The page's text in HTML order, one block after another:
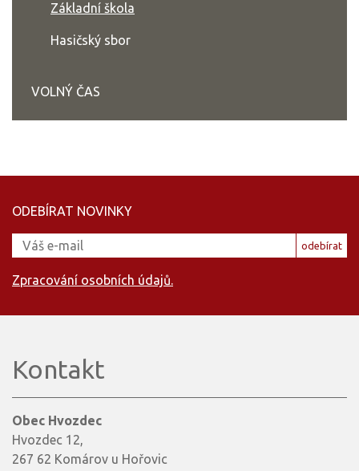
Základní škola
Hasičský sbor
VOLNÝ ČAS
ODEBÍRAT NOVINKY
odebírat
Zpracování osobních údajů.
Kontakt
Obec Hvozdec
Hvozdec 12,
267 62 Komárov u Hořovic